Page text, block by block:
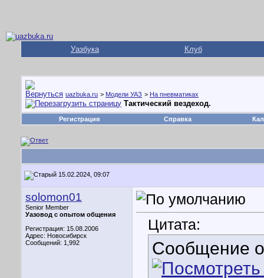
Уазбука Клуб
uazbuka.ru > Модели УАЗ > На пневматиках
Тактический вездеход.
Регистрация Справка
15.02.2024, 09:07
solomon01
Senior Member
Уазовод с опытом общения
Регистрация: 15.08.2006
Адрес: Новосибирск
Сообщений: 1,992
Цитата:
Сообщение